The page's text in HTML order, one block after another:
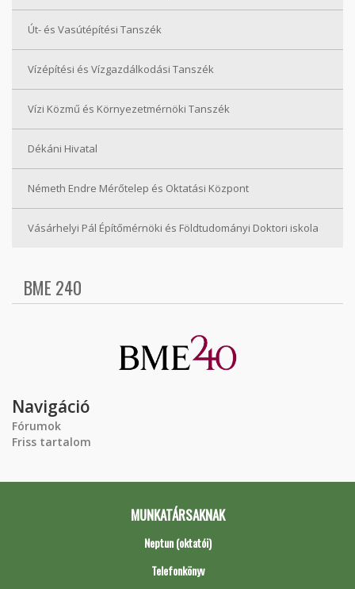
Út- és Vasútépítési Tanszék
Vízépítési és Vízgazdálkodási Tanszék
Vízi Közmű és Környezetmérnöki Tanszék
Dékáni Hivatal
Németh Endre Mérőtelep és Oktatási Központ
Vásárhelyi Pál Építőmérnöki és Földtudományi Doktori iskola
BME 240
Navigáció
Fórumok
Friss tartalom
MUNKATÁRSAKNAK
Neptun (oktatói)
Telefonkönyv